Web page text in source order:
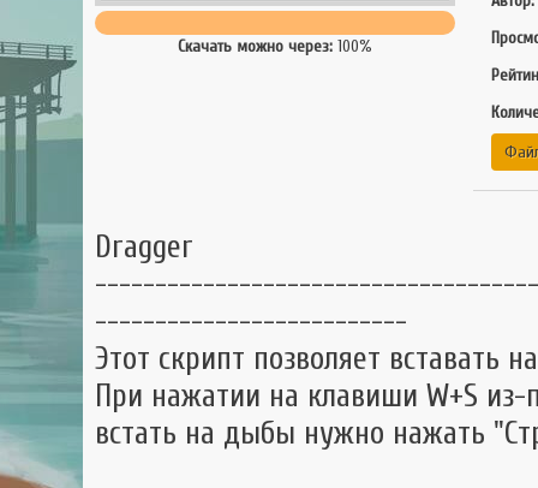
Скачать можно через: 100%
Dragger
--------------------------
Этот скрипт позволяет
При нажатии на клавиши W+S из-
встать на дыбы нужно нажать